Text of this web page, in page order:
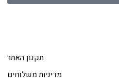
תקנון האתר
מדיניות משלוחים